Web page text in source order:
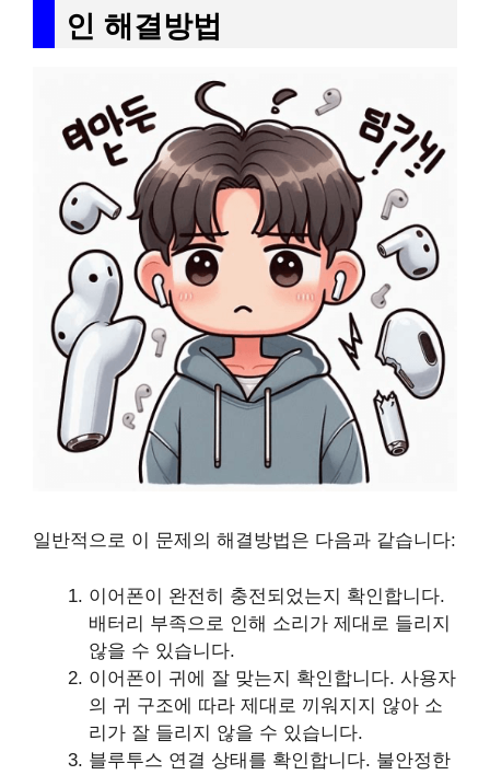
인 해결방법
일반적으로 이 문제의 해결방법은 다음과 같습니다:
이어폰이 완전히 충전되었는지 확인합니다.
배터리 부족으로 인해 소리가 제대로 들리지
않을 수 있습니다.
이어폰이 귀에 잘 맞는지 확인합니다. 사용자
의 귀 구조에 따라 제대로 끼워지지 않아 소
리가 잘 들리지 않을 수 있습니다.
블루투스 연결 상태를 확인합니다. 불안정한